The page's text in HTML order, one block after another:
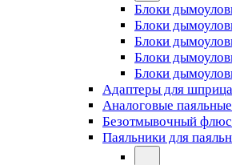
Блоки
Блоки
Блоки
Блоки
Блоки
Адаптеры для шприца
Аналоговые
Безотмывочный флюс
Паяльники для